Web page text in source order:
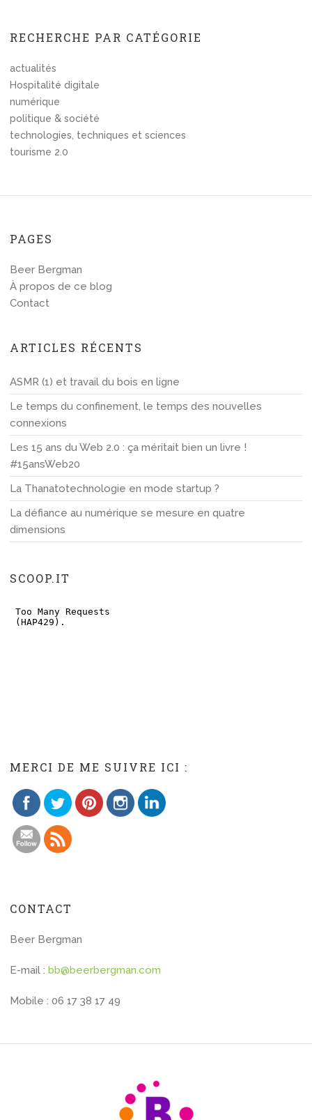
RECHERCHE PAR CATÉGORIE
actualités
Hospitalité digitale
numérique
politique & société
technologies, techniques et sciences
tourisme 2.0
PAGES
Beer Bergman
À propos de ce blog
Contact
ARTICLES RÉCENTS
ASMR (1) et travail du bois en ligne
Le temps du confinement, le temps des nouvelles
connexions
Les 15 ans du Web 2.0 : ça méritait bien un livre !
#15ansWeb20
La Thanatotechnologie en mode startup ?
La défiance au numérique se mesure en quatre
dimensions
SCOOP.IT
MERCI DE ME SUIVRE ICI :
CONTACT
Beer Bergman
E-mail : bb@beerbergman.com
Mobile : 06 17 38 17 49